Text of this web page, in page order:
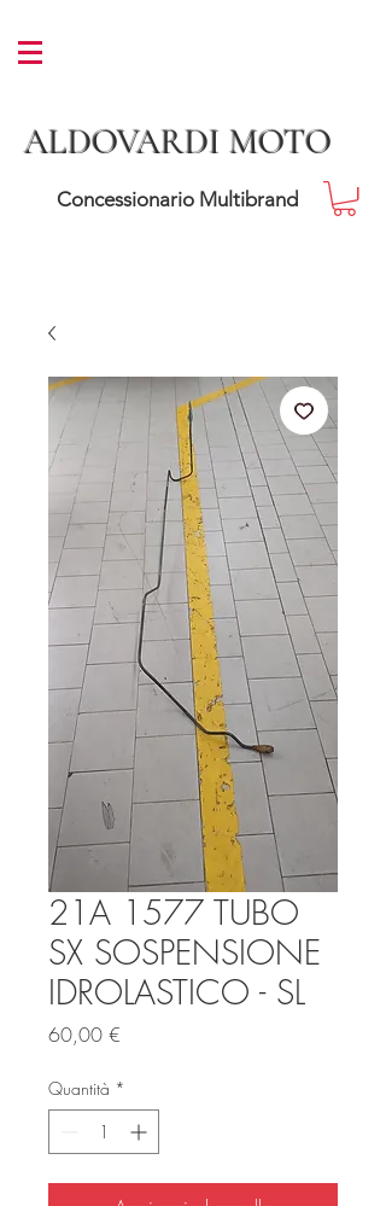
ALDOVARDI MOTO
Concessionario Multibrand
21A 1577 TUBO
SX SOSPENSIONE
IDROLASTICO - SL
60,00 €
Quantità *